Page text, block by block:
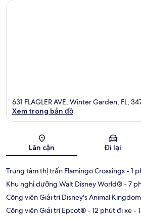
Bản đồ
631 FLAGLER AVE, Winter Garden, FL,
Xem trong bản đồ
Lân cận Đi lại
Trung tâm thị trấn Flamingo Crossings- 1
Khu nghỉ dưỡng Walt Disney World®- 7
Công viên Giải trí Disney's Animal
Công viên Giải trí Epcot®- 12 phút đi xe-